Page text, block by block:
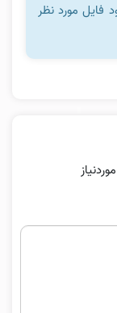
فایل مورد نظر